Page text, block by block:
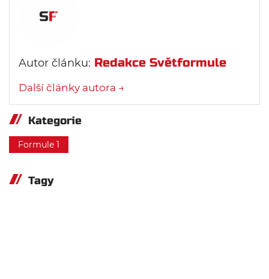
Autor článku: Redakce Světformule
Další články autora →
Kategorie
Formule 1
Tagy